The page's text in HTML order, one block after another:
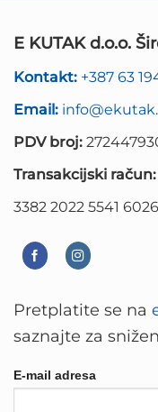
E KUTAK d.o.o.
Kontakt: +387 63
Email:
PDV broj:
Transakcijski račun:
3382 2022 5541 6026
Pretplatite se na
saznajte za
E-mail adresa